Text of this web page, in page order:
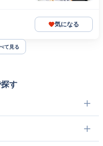
気になる
て見る
す